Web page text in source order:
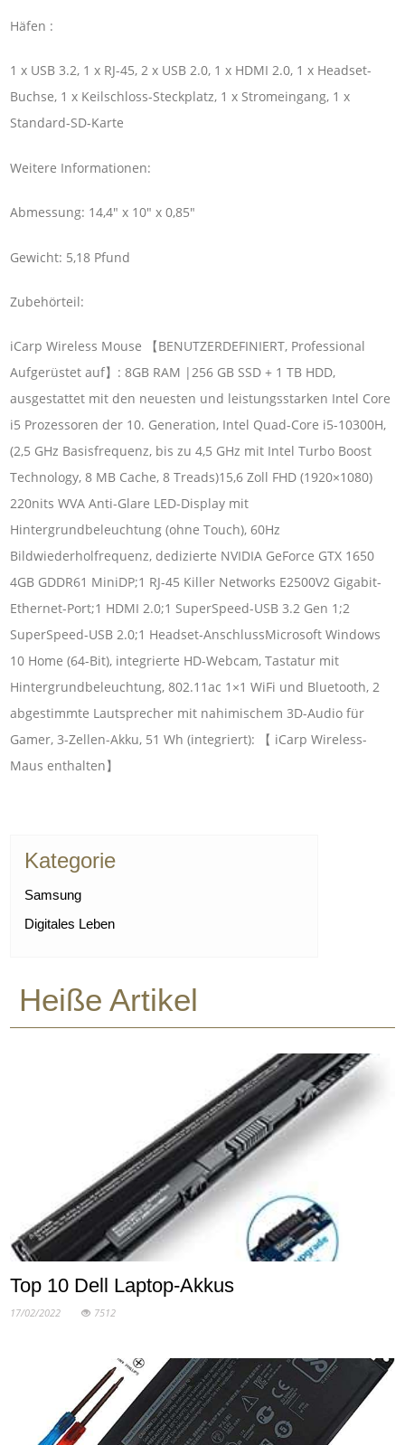
Häfen :
1 x USB 3.2, 1 x RJ-45, 2 x USB 2.0, 1 x HDMI 2.0, 1 x Headset-
Buchse, 1 x Keilschloss-Steckplatz, 1 x Stromeingang, 1 x
Standard-SD-Karte
Weitere Informationen:
Abmessung: 14,4″ x 10″ x 0,85″
Gewicht: 5,18 Pfund
Zubehörteil:
iCarp Wireless Mouse 【BENUTZERDEFINIERT, Professional
Aufgerüstet auf】: 8GB RAM |256 GB SSD + 1 TB HDD,
ausgestattet mit den neuesten und leistungsstarken Intel Core
i5 Prozessoren der 10. Generation, Intel Quad-Core i5-10300H,
(2,5 GHz Basisfrequenz, bis zu 4,5 GHz mit Intel Turbo Boost
Technology, 8 MB Cache, 8 Treads)15,6 Zoll FHD (1920×1080)
220nits WVA Anti-Glare LED-Display mit
Hintergrundbeleuchtung (ohne Touch), 60Hz
Bildwiederholfrequenz, dedizierte NVIDIA GeForce GTX 1650
4GB GDDR61 MiniDP;1 RJ-45 Killer Networks E2500V2 Gigabit-
Ethernet-Port;1 HDMI 2.0;1 SuperSpeed-USB 3.2 Gen 1;2
SuperSpeed-USB 2.0;1 Headset-AnschlussMicrosoft Windows
10 Home (64-Bit), integrierte HD-Webcam, Tastatur mit
Hintergrundbeleuchtung, 802.11ac 1×1 WiFi und Bluetooth, 2
abgestimmte Lautsprecher mit nahimischem 3D-Audio für
Gamer, 3-Zellen-Akku, 51 Wh (integriert): 【 iCarp Wireless-
Maus enthalten】
Kategorie
Samsung
Digitales Leben
Heiße Artikel
Top 10 Dell Laptop-Akkus
17/02/2022 7512